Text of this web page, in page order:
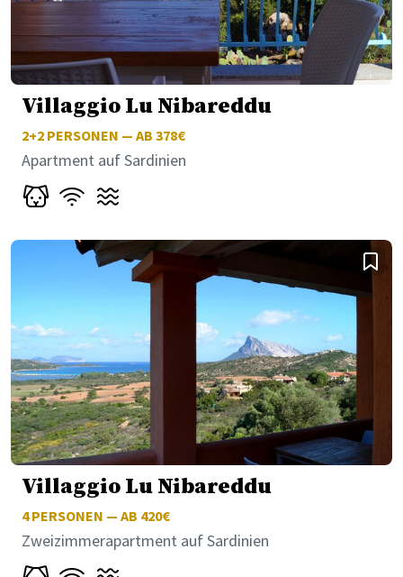
Villaggio Lu Nibareddu
2+2 PERSONEN — AB 378€
Apartment auf Sardinien
Villaggio Lu Nibareddu
4PERSONEN — AB 420€
Zweizimmerapartment auf Sardinien